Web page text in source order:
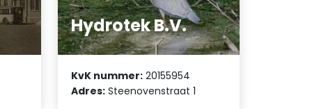
Hydrotek B.V.
KvK nummer: 20155954
Adres: Steenovenstraat 1